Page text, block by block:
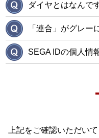
ダイヤとはなんで
「連合」がグレー
SEGA IDの個人情
上記をご確認いただい